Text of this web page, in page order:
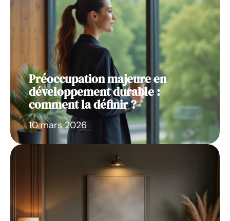
Préoccupation majeure en
développement durable :
comment la définir ?
10 mars 2026